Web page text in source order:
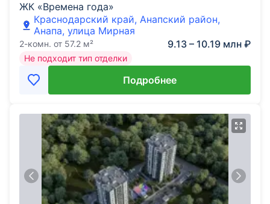
ЖК «Времена года»
Краснодарский край, Анапский район,
Анапа, улица Мирная
2-комн. от 57.2 м² 9.13 – 10.19 млн ₽
Не подходит тип отделки
Подробнее